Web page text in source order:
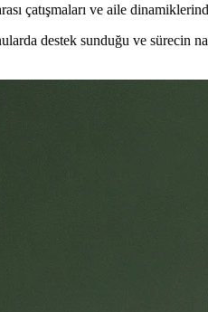
çatışmaları ve aile
destek sunduğu ve sürecin